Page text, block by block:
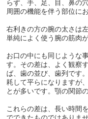
らず、手、足、目、鼻の
周囲の機能を伴う部位に
右利きの方の腕の太さは
単純によく使う腕の筋肉
お口の中にも同じような
す。その差は、よく観察
ば、歯の並び、歯列です
耗して平らになりますが
とが多いです。顎の関節
これらの差は、長い時間